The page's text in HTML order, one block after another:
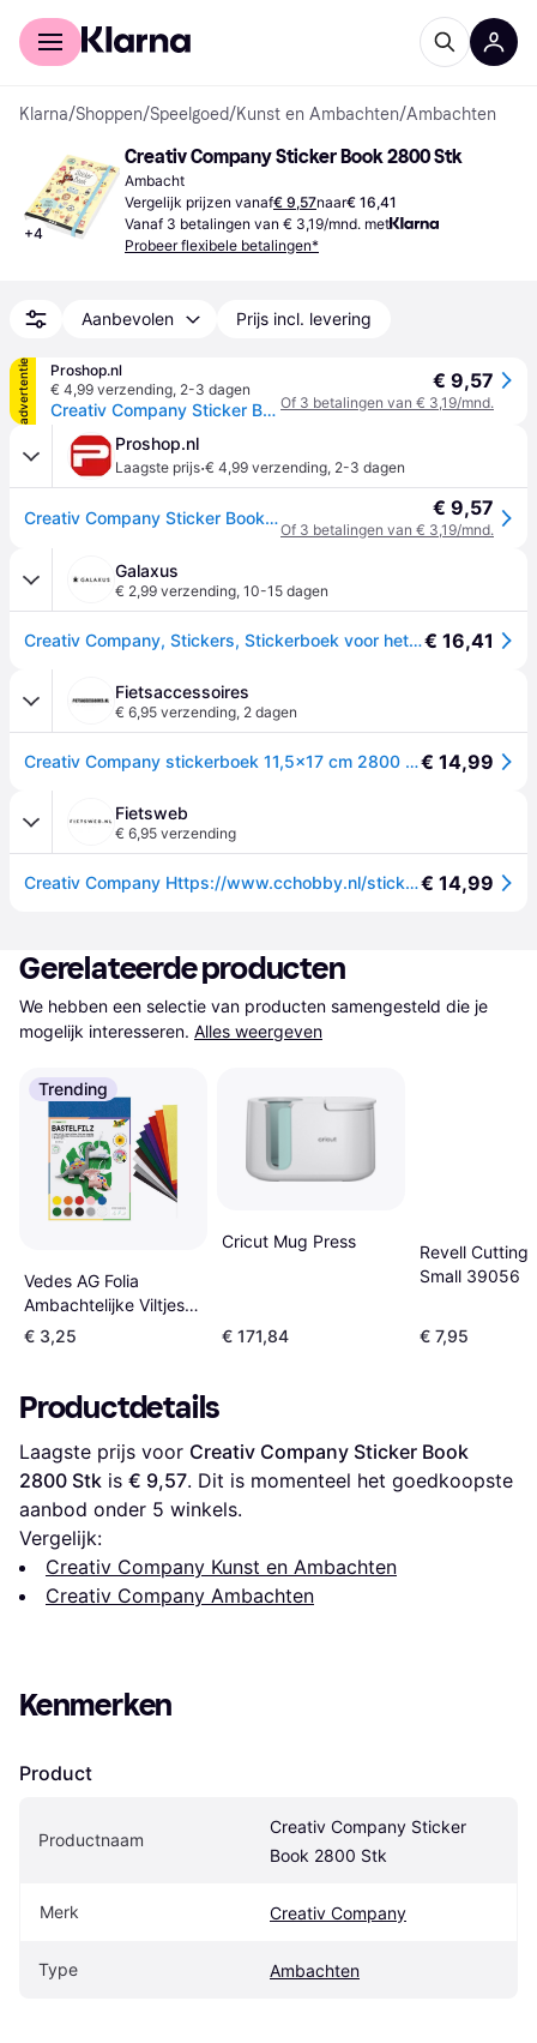
Voor shoppers
Klarna/Shoppen/Speelgoed/Kunst en Ambachten/Ambachten
+4
Creativ Company Sticker Book 2800 Stk
Ambacht
Vergelijk prijzen vanaf€ 9,57naar€ 16,41
Vanaf 3 betalingen van € 3,19/mnd. met
Probeer flexibele betalingen*
Aanbevolen Prijs incl. levering
advertentie
Proshop.nl
€ 4,99 verzending, 2-3 dagen
Creativ Company Sticker Book with 2800+ Stickers
€ 9,57
Of 3 betalingen van € 3,19/mnd.
Proshop.nl
Laagste prijs·€ 4,99 verzending, 2-3 dagen
Creativ Company Sticker Book with 2800+ Stickers € 9,57
Of 3 betalingen van € 3,19/mnd.
Galaxus
€ 2,99 verzending, 10-15 dagen
Creativ Company, Stickers, Stickerboek voor het hele jaar (2800Sticker)€ 16,41
Fietsaccessoires
€ 6,95 verzending, 2 dagen
Creativ Company stickerboek 11,5x17 cm 2800 stuks€ 14,99
Fietsweb
€ 6,95 verzending
Creativ Company Https://www.cchobby.nl/stickerboek-afm-11-5x17-cm-1-stuk€ 14,99
Gerelateerde producten
We hebben een selectie van producten samengesteld die je
mogelijk interesseren. Alles weergeven
Trending
Vedes AG Folia
Ambachtelijke Viltjes
20 x 30 cm 10 stuks
10 kleuren
€ 3,25
Cricut Mug Press
€ 171,84
Revell Cutting
Small 39056
€ 7,95
Productdetails
Laagste prijs voor Creativ Company Sticker Book
2800 Stk is € 9,57. Dit is momenteel het goedkoopste
aanbod onder 5 winkels.
Vergelijk:
Creativ Company Kunst en Ambachten
Creativ Company Ambachten
Kenmerken
Product
Productnaam
Creativ Company Sticker
Book 2800 Stk
Merk Creativ Company
Type Ambachten